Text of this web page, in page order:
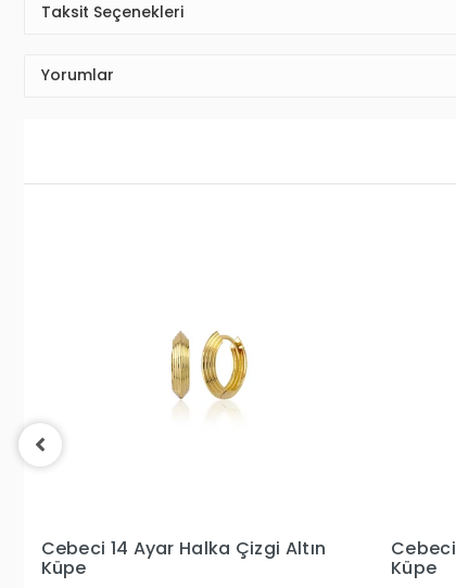
Taksit Seçenekleri
Yorumlar
Cebeci 14 Ayar Taşlı Halka Altın
Küpe